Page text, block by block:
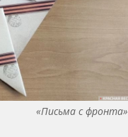
«Письма с фронта»